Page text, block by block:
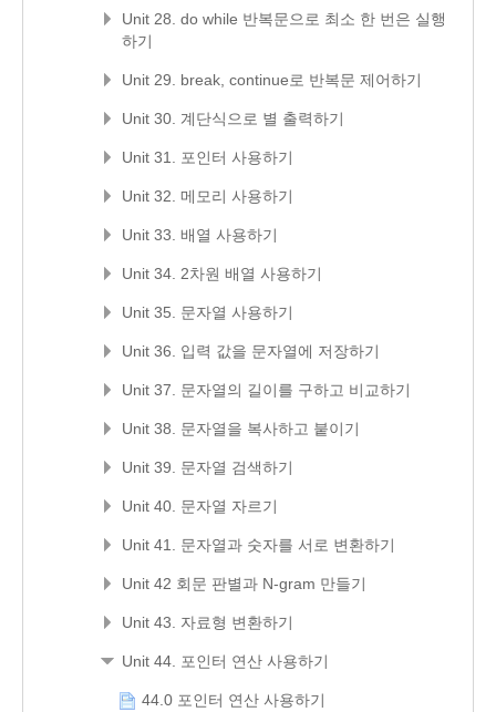
Unit 28. do while 반복문으로 최소 한 번은 실행
하기
Unit 29. break, continue로 반복문 제어하기
Unit 30. 계단식으로 별 출력하기
Unit 31. 포인터 사용하기
Unit 32. 메모리 사용하기
Unit 33. 배열 사용하기
Unit 34. 2차원 배열 사용하기
Unit 35. 문자열 사용하기
Unit 36. 입력 값을 문자열에 저장하기
Unit 37. 문자열의 길이를 구하고 비교하기
Unit 38. 문자열을 복사하고 붙이기
Unit 39. 문자열 검색하기
Unit 40. 문자열 자르기
Unit 41. 문자열과 숫자를 서로 변환하기
Unit 42 회문 판별과 N-gram 만들기
Unit 43. 자료형 변환하기
Unit 44. 포인터 연산 사용하기
44.0 포인터 연산 사용하기